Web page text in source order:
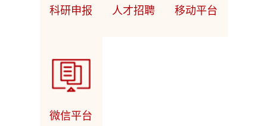
科研申报 人才招聘 移动平台
微信平台